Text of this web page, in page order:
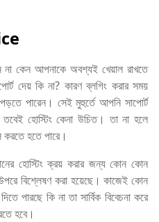
না কেন আপনাকে অবশ্যই খেয়াল রাখতে
দেয় কি না? কারণ ব্লগিং করার সময়
পারেন। সেই মুহুর্তে আপনি সাপোর্ট
তবেই হোস্টিং কেনা উচিত। তা না হলে
করতে হতে পারে।
হোস্টিং ক্রয় করার জন্য কোন কোন
বিশ্লেষণ করা হয়েছে। কাজেই কোন
পারছে কি না তা সার্বিক বিবেচনা করে
হবে।